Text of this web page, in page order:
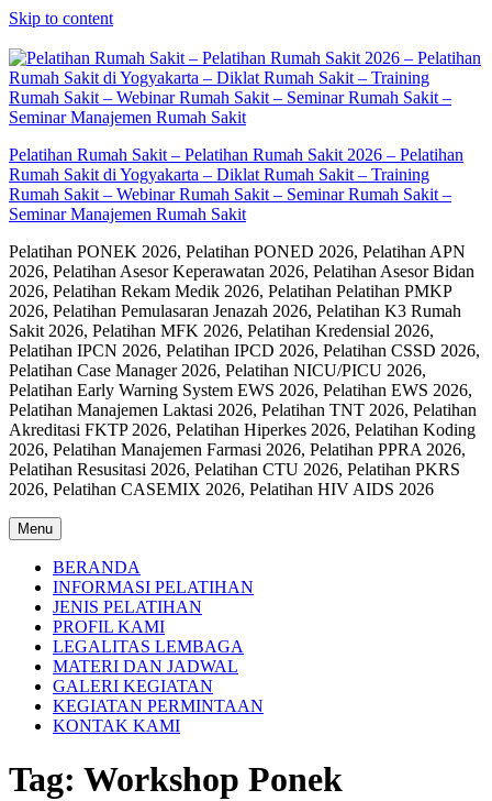
Skip to content
Pelatihan Rumah Sakit – Pelatihan Rumah Sakit 2026 – Pelatihan
Rumah Sakit di Yogyakarta – Diklat Rumah Sakit – Training
Rumah Sakit – Webinar Rumah Sakit – Seminar Rumah Sakit –
Seminar Manajemen Rumah Sakit
Pelatihan PONEK 2026, Pelatihan PONED 2026, Pelatihan APN
2026, Pelatihan Asesor Keperawatan 2026, Pelatihan Asesor Bidan
2026, Pelatihan Rekam Medik 2026, Pelatihan Pelatihan PMKP
2026, Pelatihan Pemulasaran Jenazah 2026, Pelatihan K3 Rumah
Sakit 2026, Pelatihan MFK 2026, Pelatihan Kredensial 2026,
Pelatihan IPCN 2026, Pelatihan IPCD 2026, Pelatihan CSSD 2026,
Pelatihan Case Manager 2026, Pelatihan NICU/PICU 2026,
Pelatihan Early Warning System EWS 2026, Pelatihan EWS 2026,
Pelatihan Manajemen Laktasi 2026, Pelatihan TNT 2026, Pelatihan
Akreditasi FKTP 2026, Pelatihan Hiperkes 2026, Pelatihan Koding
2026, Pelatihan Manajemen Farmasi 2026, Pelatihan PPRA 2026,
Pelatihan Resusitasi 2026, Pelatihan CTU 2026, Pelatihan PKRS
2026, Pelatihan CASEMIX 2026, Pelatihan HIV AIDS 2026
Menu
BERANDA
INFORMASI PELATIHAN
JENIS PELATIHAN
PROFIL KAMI
LEGALITAS LEMBAGA
MATERI DAN JADWAL
GALERI KEGIATAN
KEGIATAN PERMINTAAN
KONTAK KAMI
Tag: Workshop Ponek